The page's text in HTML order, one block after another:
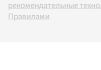
рекомендательные
Правилами